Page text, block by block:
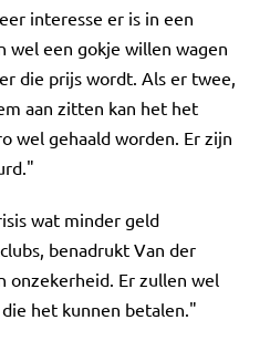
interesse er is in een
wel een gokje willen wagen
die prijs wordt. Als er twee,
aan zitten kan het het
wel gehaald worden. Er zijn
wat minder geld
benadrukt Van der
onzekerheid. Er zullen wel
het kunnen betalen."